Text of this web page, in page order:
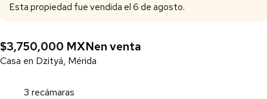
Esta propiedad fue vendida el 6 de agosto.
$3,750,000 MXNen venta
Casa en Dzityá, Mérida
3 recámaras